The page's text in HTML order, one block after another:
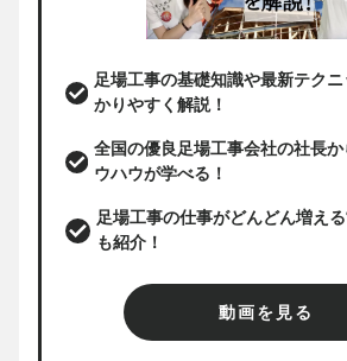
足場工事の基礎知識や最新テク
かりやすく解説！
全国の優良足場工事会社の社長
ウハウが学べる！
足場工事の仕事がどんどん増え
も紹介！
動画を見る